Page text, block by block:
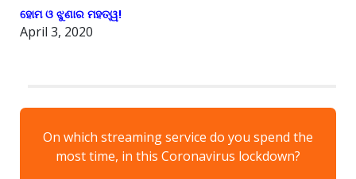
ହୋମ ଓ ଝୁଣାର ମହତ୍ୱ!
April 3, 2020
On which streaming service do you spend the
most time, in this Coronavirus lockdown?